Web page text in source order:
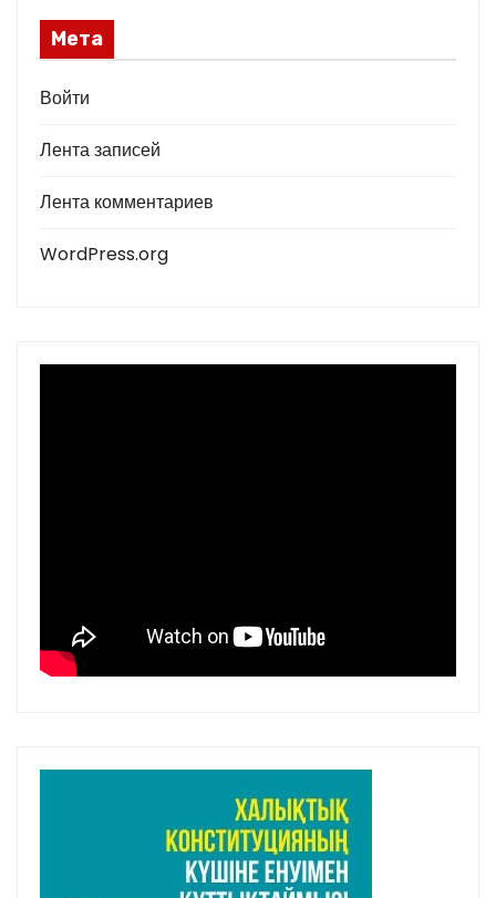
Мета
Войти
Лента записей
Лента комментариев
WordPress.org